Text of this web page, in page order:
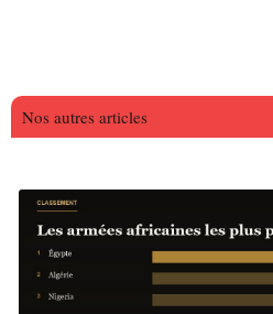
Nos autres articles